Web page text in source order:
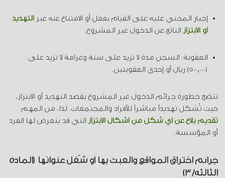
إجبار المجني عليه على القيام بفعل أو الامتناع عنه عبر
التهديد
أو الابتزاز
الناتج عن الدخول غير المشروع.
العقوبة: السجن مدة لا تزيد على سنة وغرامة لا تزيد على
(500,000) ريال أو إحدى العقوبتين.
تتضح خطورة جرائم الدخول غير المشروع بقصد التهديد أو الابتزاز،
حيث تُشكل تهديداً مباشراً للأفراد والمجتمعات. لذا، من المهم
تقديم بلاغ عن أي شكل من أشكال الابتزاز
التي قد يتعرض لها الفرد
أو المؤسسة.
جرائم اختراق المواقع والعبث بها أو شَغل عنوانها (المادة
الثالثة/3)